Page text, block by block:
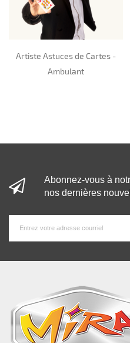
Artiste Astuces de Cartes -
Ambulant
Abonnez-vous à
nos dernières